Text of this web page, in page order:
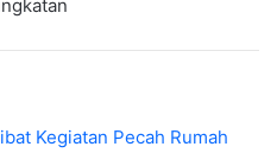
Kegiatan Pecah Rumah